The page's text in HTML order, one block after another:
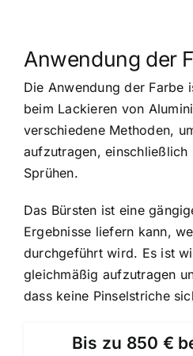
Anwendung der
Die Anwendung der Farbe
beim Lackieren von
verschiedene Methoden,
aufzutragen, einschließlich
Sprühen.
Das Bürsten ist eine
Ergebnisse liefern kann,
durchgeführt wird. Es ist
gleichmäßig aufzutragen
dass keine Pinselstriche
Bis zu 850 €